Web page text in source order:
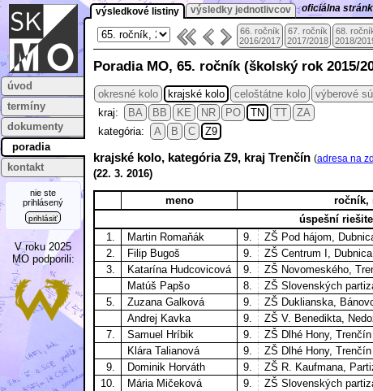
úvod
termíny
dokumenty
poradia
kontakt
nie ste
prihlásený
prihlásiť
V roku 2025
MO podporili:
výsledkové listiny výsledky jednotlivcov oficiálna
66. ročník
2016/2017
67. ročník
2017/2018
68.
2018/
Poradia MO, 65. ročník (školský rok 2015/
okresné kolo krajské kolo celoštátne kolo výberové
kraj:
BA BB KE NR PO TN TT
ZA
kategória:
A B C Z9
krajské kolo, kategória Z9, kraj Trenčín (adresa na
(22. 3. 2016)
meno ročník,
úspešní
1.
Martin Romaňák 9. ZŠ Pod hájom,
2.
Filip Bugoš 9. ZŠ Centrum I,
3.
Katarína Hudcovicová 9. ZŠ Novomeského,
Matúš Papšo
8. ZŠ Slovenských
5.
Zuzana Galková 9. ZŠ Duklianska,
Andrej Kavka
9. ZŠ V. Benedikta,
7.
Samuel Hríbik 9. ZŠ Dlhé Hony, Trenčín
Klára Talianová
9. ZŠ Dlhé Hony, Trenčín
9.
Dominik Horváth 9. ZŠ R. Kaufmana,
10.
Mária Mičeková 9. ZŠ Slovenských